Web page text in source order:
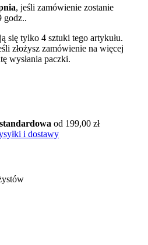
, jeśli zamówienie zostanie
godz..
się tylko 4 sztuki tego artykułu.
złożysz zamówienie na więcej
wysłania paczki.
od 199,00 zł
i dostawy